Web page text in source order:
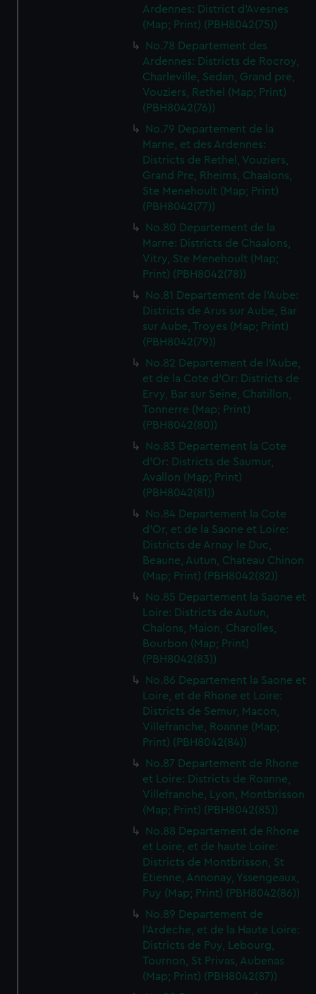
Ardennes: District d'Avesnes
(Map; Print) (PBH8042(75))
No.78 Departement des
Ardennes: Districts de Rocroy,
Charleville, Sedan, Grand pre,
Vouziers, Rethel (Map; Print)
(PBH8042(76))
No.79 Departement de la
Marne, et des Ardennes:
Districts de Rethel, Vouziers,
Grand Pre, Rheims, Chaalons,
Ste Menehoult (Map; Print)
(PBH8042(77))
No.80 Departement de la
Marne: Districts de Chaalons,
Vitry, Ste Menehoult (Map;
Print) (PBH8042(78))
No.81 Departement de l'Aube:
Districts de Arus sur Aube, Bar
sur Aube, Troyes (Map; Print)
(PBH8042(79))
No.82 Departement de l'Aube,
et de la Cote d'Or: Districts de
Ervy, Bar sur Seine, Chatillon,
Tonnerre (Map; Print)
(PBH8042(80))
No.83 Departement la Cote
d'Or: Districts de Saumur,
Avallon (Map; Print)
(PBH8042(81))
No.84 Departement la Cote
d'Or, et de la Saone et Loire:
Districts de Arnay le Duc,
Beaune, Autun, Chateau Chinon
(Map; Print) (PBH8042(82))
No.85 Departement la Saone et
Loire: Districts de Autun,
Chalons, Maion, Charolles,
Bourbon (Map; Print)
(PBH8042(83))
No.86 Departement la Saone et
Loire, et de Rhone et Loire:
Districts de Semur, Macon,
Villefranche, Roanne (Map;
Print) (PBH8042(84))
No.87 Departement de Rhone
et Loire: Districts de Roanne,
Villefranche, Lyon, Montbrisson
(Map; Print) (PBH8042(85))
No.88 Departement de Rhone
et Loire, et de haute Loire:
Districts de Montbrisson, St
Etienne, Annonay, Yssengeaux,
Puy (Map; Print) (PBH8042(86))
No.89 Departement de
l'Ardeche, et de la Haute Loire:
Districts de Puy, Lebourg,
Tournon, St Privas, Aubenas
(Map; Print) (PBH8042(87))